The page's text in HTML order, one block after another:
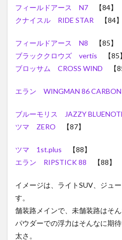
フィールドアース N7 【84】
クナイスル RIDE STAR 【84】
フィールドアース N8 【85】
ブラッククロウズ vertis 【85】
ブロッサム CROSS WIND 【
エラン WINGMAN 86
ブルーモリス JAZZY
ツマ ZERO 【87】
ツマ 1st.plus 【88】
エラン RIPSTICK 88
【88】
イメージは、ライトSUV、ジュ
す。
舗装路メインで、未舗装路はそん
パウダーでの浮力はそんなに期
太さ。